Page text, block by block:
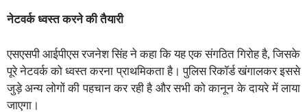
नेटवर्क ध्वस्त करने की तैयारी
एसएसपी आईपीएस रजनेश सिंह ने कहा कि यह एक संगठित गिरोह है, जिसके
पूरे नेटवर्क को ध्वस्त करना प्राथमिकता है। पुलिस रिकॉर्ड खंगालकर इससे
जुड़े अन्य लोगों की पहचान कर रही है और सभी को कानून के दायरे में लाया
जाएगा।